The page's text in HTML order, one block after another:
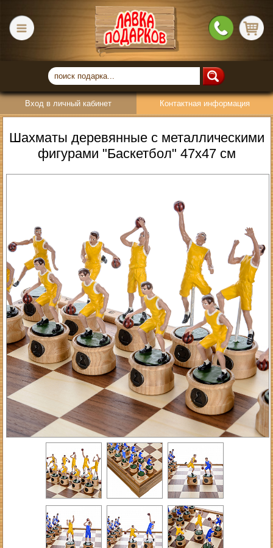
Вход в личный кабинет Контактная информация
Шахматы деревянные с металлическими
фигурами "Баскетбол" 47х47 см